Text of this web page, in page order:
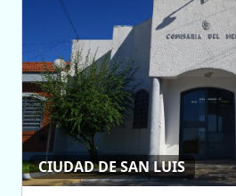
CIUDAD DE SAN LUIS